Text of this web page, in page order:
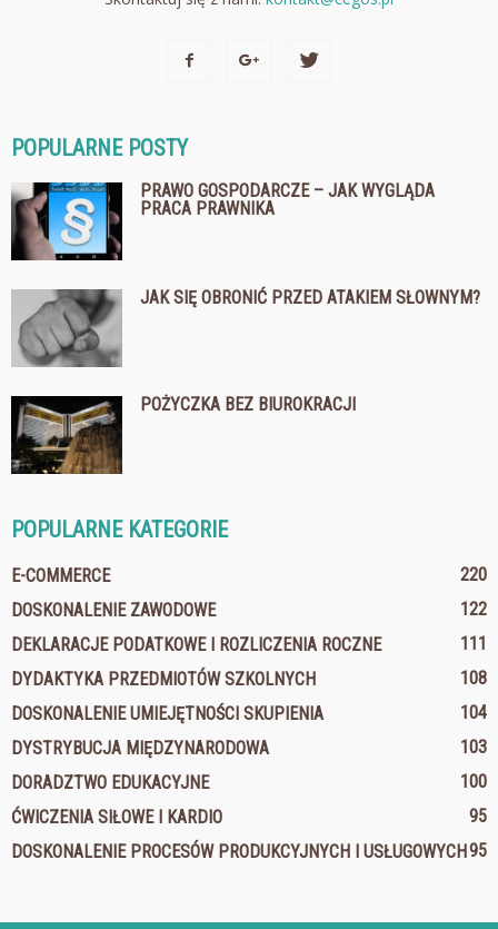
POPULARNE POSTY
PRAWO GOSPODARCZE – JAK WYGLĄDA
PRACA PRAWNIKA
JAK SIĘ OBRONIĆ PRZED ATAKIEM SŁOWNYM?
POŻYCZKA BEZ BIUROKRACJI
POPULARNE KATEGORIE
E-COMMERCE
220
DOSKONALENIE ZAWODOWE
122
DEKLARACJE PODATKOWE I ROZLICZENIA ROCZNE
111
DYDAKTYKA PRZEDMIOTÓW SZKOLNYCH
108
DOSKONALENIE UMIEJĘTNOŚCI SKUPIENIA
104
DYSTRYBUCJA MIĘDZYNARODOWA
103
DORADZTWO EDUKACYJNE
100
ĆWICZENIA SIŁOWE I KARDIO
95
DOSKONALENIE PROCESÓW PRODUKCYJNYCH I USŁUGOWYCH 95